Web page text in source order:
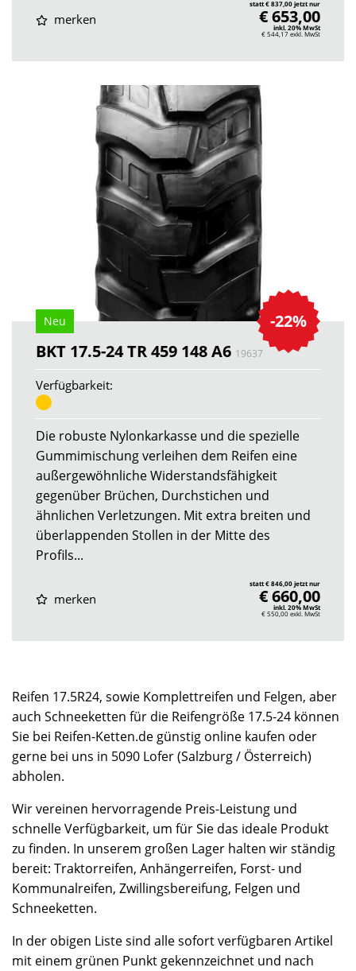
merken
statt € 837,00 jetzt nur
€ 653,00
inkl. 20% MwSt
€ 544,17exkl. MwSt
-22%
Neu
BKT 17.5-24 TR 459 148 A6 19637
Verfügbarkeit:
Die robuste Nylonkarkasse und die spezielle
Gummimischung verleihen dem Reifen eine
außergewöhnliche Widerstandsfähigkeit
gegenüber Brüchen, Durchstichen und
ähnlichen Verletzungen. Mit extra breiten und
überlappenden Stollen in der Mitte des
Profils...
merken
statt € 846,00 jetzt nur
€ 660,00
inkl. 20% MwSt
€ 550,00exkl. MwSt
Reifen 17.5R24, sowie Komplettreifen und Felgen, aber
auch Schneeketten für die Reifengröße 17.5-24 können
Sie bei Reifen-Ketten.de günstig online kaufen oder
gerne bei uns in 5090 Lofer (Salzburg / Österreich)
abholen.
Wir vereinen hervorragende Preis-Leistung und
schnelle Verfügbarkeit, um für Sie das ideale Produkt
zu finden. In unserem großen Lager halten wir ständig
bereit: Traktorreifen, Anhängerreifen, Forst- und
Kommunalreifen, Zwillingsbereifung, Felgen und
Schneeketten.
In der obigen Liste sind alle sofort verfügbaren Artikel
mit einem grünen Punkt gekennzeichnet und nach